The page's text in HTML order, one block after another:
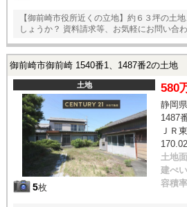
【御前崎市役所近くの立地】約６３坪の土
しょうか？ 資料請求等、お気軽にお問い合
御前崎市御前崎 1540番1、1487番2の土地
土地
5枚
580
静岡
1487
ＪＲ
土地
建ぺ
容積率